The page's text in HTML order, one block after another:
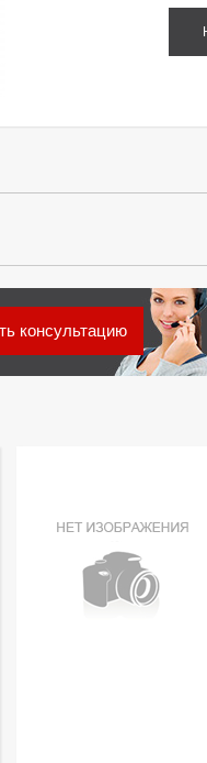
консультацию